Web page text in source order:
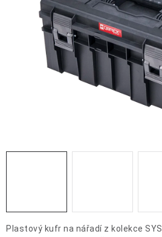
🐕‍🦺 DOMÁCÍ MAZLÍČCI 🐈
SUDY NA VÍNO
OCHRANNÉ POMŮCKY
Jak nakupovat Obchodní
Plastový kufr na nářadí z kolekce